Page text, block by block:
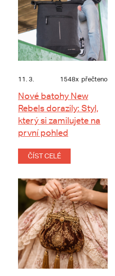
11. 3. 1548x přečteno
Nové batohy New
Rebels dorazily: Styl,
který si zamilujete na
první pohled
ČÍST CELÉ